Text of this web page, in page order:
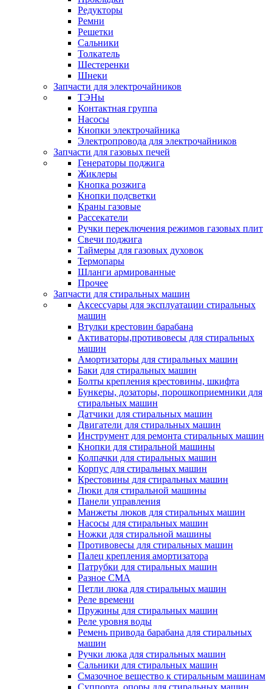
Редукторы
Ремни
Решетки
Сальники
Толкатель
Шестеренки
Шнеки
Запчасти для электрочайников
ТЭНы
Контактная группа
Насосы
Кнопки электрочайника
Электропровода для электрочайников
Запчасти для газовых печей
Генераторы поджига
Жиклеры
Кнопка розжига
Кнопки подсветки
Краны газовые
Рассекатели
Ручки переключения режимов газовых плит
Свечи поджига
Таймеры для газовых духовок
Термопары
Шланги армированные
Прочее
Запчасти для стиральных машин
Аксессуары для эксплуатации стиральных
машин
Втулки крестовин барабана
Активаторы,противовесы для стиральных
машин
Амортизаторы для стиральных машин
Баки для стиральных машин
Болты крепления крестовины, шкифта
Бункеры, дозаторы, порошкоприемники для
стиральных машин
Датчики для стиральных машин
Двигатели для стиральных машин
Инструмент для ремонта стиральных машин
Кнопки для стиральной машины
Колпачки для стиральных машин
Корпус для стиральных машин
Крестовины для стиральных машин
Люки для стиральной машины
Панели управления
Манжеты люков для стиральных машин
Насосы для стиральных машин
Ножки для стиральной машины
Противовесы для стиральных машин
Палец крепления амортизатора
Патрубки для стиральных машин
Разное СМА
Петли люка для стиральных машин
Реле времени
Пружины для стиральных машин
Реле уровня воды
Ремень привода барабана для стиральных
машин
Ручки люка для стиральных машин
Сальники для стиральных машин
Смазочное вещество к стиральным машинам
Суппорта, опоры для стиральных машин